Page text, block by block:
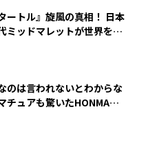
ートル』旋風の真相！ 日本
ミッドマレットが世界を席
のは言われないとわからな
チュアも驚いたHONMA